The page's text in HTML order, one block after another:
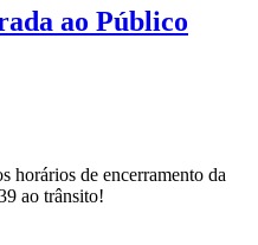
ao Público
horários de encerramento da
ao trânsito!